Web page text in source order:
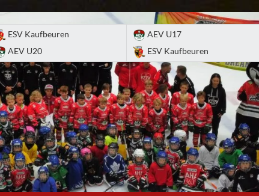
ESV Kaufbeuren
AEV U20
AEV U17
ESV Kaufbeuren